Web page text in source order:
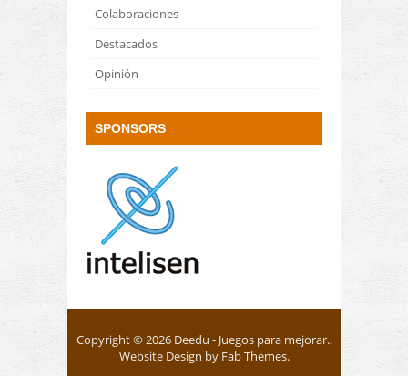
Colaboraciones
Destacados
Opinión
SPONSORS
Copyright © 2026 Deedu - Juegos para mejorar..
Website Design by Fab Themes.